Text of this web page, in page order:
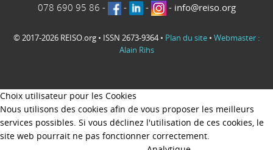
078 690 95 86 - - - - info@reiso.org
© 2017-2026 REISO.org • ISSN 2673-9364 • Plan du site • Webmaster :
Alain Rihs
Choix utilisateur pour les Cookies
Nous utilisons des cookies afin de vous proposer les meilleurs
services possibles. Si vous déclinez l'utilisation de ces cookies, le
site web pourrait ne pas fonctionner correctement.